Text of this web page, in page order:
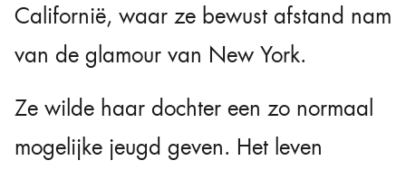
Californië, waar ze bewust afstand nam
van de glamour van New York.
Ze wilde haar dochter een zo normaal
mogelijke jeugd geven. Het leven